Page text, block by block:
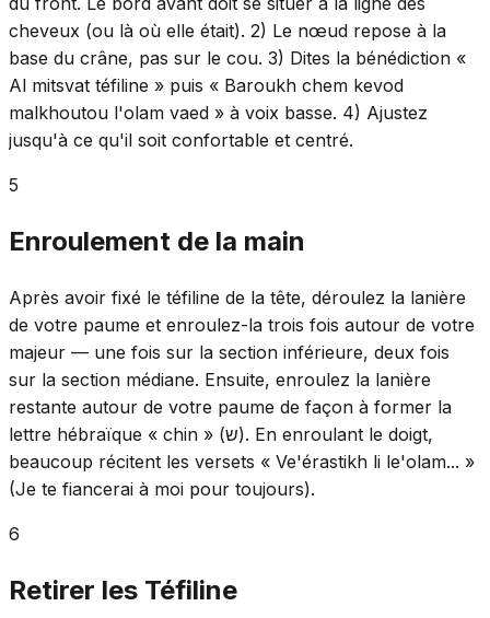
cheveux (ou là où elle était). 2) Le nœud repose à la
base du crâne, pas sur le cou. 3) Dites la bénédiction «
Al mitsvat téfiline » puis « Baroukh chem kevod
malkhoutou l'olam vaed » à voix basse. 4) Ajustez
jusqu'à ce qu'il soit confortable et centré.
5
Enroulement de la main
Après avoir fixé le téfiline de la tête, déroulez la lanière
de votre paume et enroulez-la trois fois autour de votre
majeur — une fois sur la section inférieure, deux fois
sur la section médiane. Ensuite, enroulez la lanière
restante autour de votre paume de façon à former la
lettre hébraïque « chin » (ש). En enroulant le doigt,
beaucoup récitent les versets « Ve'érastikh li le'olam... »
(Je te fiancerai à moi pour toujours).
6
Retirer les Téfiline